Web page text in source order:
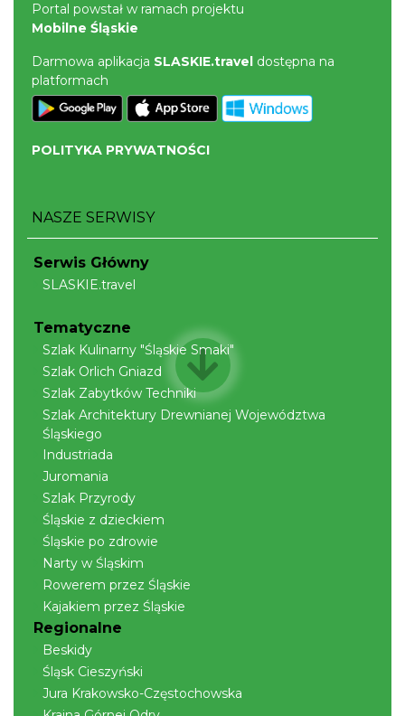
Portal powstał w ramach projektu
Mobilne Śląskie
Darmowa aplikacja SLASKIE.travel dostępna na
platformach
POLITYKA PRYWATNOŚCI
NASZE SERWISY
Serwis Główny
SLASKIE.travel
Tematyczne
Szlak Kulinarny "Śląskie Smaki"
Szlak Orlich Gniazd
Szlak Zabytków Techniki
Szlak Architektury Drewnianej Województwa
Śląskiego
Industriada
Juromania
Szlak Przyrody
Śląskie z dzieckiem
Śląskie po zdrowie
Narty w Śląskim
Rowerem przez Śląskie
Kajakiem przez Śląskie
Regionalne
Beskidy
Śląsk Cieszyński
Jura Krakowsko-Częstochowska